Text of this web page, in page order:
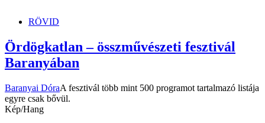
RÖVID
Ördögkatlan – összművészeti fesztivál
Baranyában
Baranyai DóraA fesztivál több mint 500 programot tartalmazó listája
egyre csak bővül.
Kép/Hang